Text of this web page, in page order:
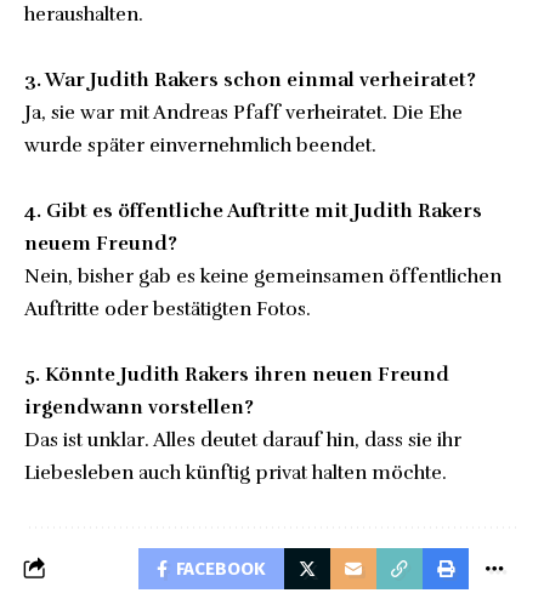
heraushalten.
3. War Judith Rakers schon einmal verheiratet?
Ja, sie war mit Andreas Pfaff verheiratet. Die Ehe
wurde später einvernehmlich beendet.
4. Gibt es öffentliche Auftritte mit Judith Rakers
neuem Freund?
Nein, bisher gab es keine gemeinsamen öffentlichen
Auftritte oder bestätigten Fotos.
5. Könnte Judith Rakers ihren neuen Freund
irgendwann vorstellen?
Das ist unklar. Alles deutet darauf hin, dass sie ihr
Liebesleben auch künftig privat halten möchte.
FACEBOOK